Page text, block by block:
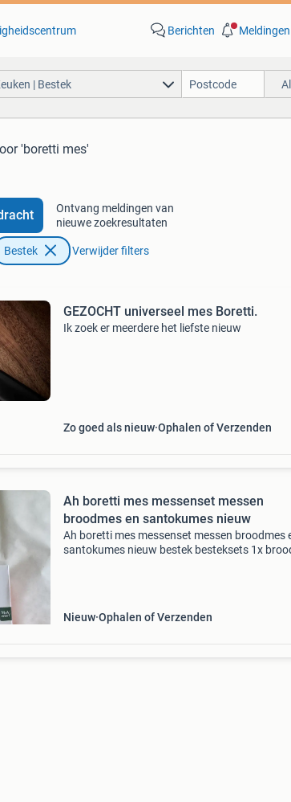
Berichten Meldingen
| Bestek
'boretti mes'
Ontvang meldingen van
nieuwe zoekresultaten
Bestek Verwijder filters
GEZOCHT universeel mes Boretti.
Ik zoek er meerdere het liefste nieuw
Zo goed als nieuw Ophalen of Verzenden
Ah boretti mes messenset messen
broodmes en santokumes nieuw
Ah boretti mes messenset messen broodmes
santokumes nieuw bestek besteksets 1x
Nieuw Ophalen of Verzenden